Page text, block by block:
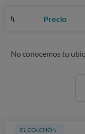
Precio
No conocemos tu
EL COLCHÓN